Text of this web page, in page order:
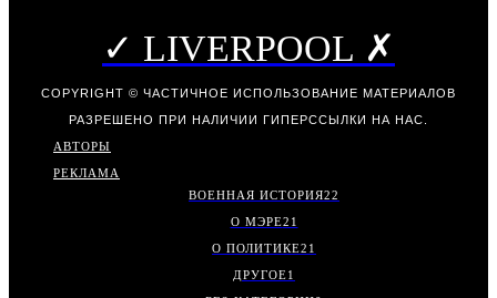
✓ LIVERPOOL ✗
COPYRIGHT © ЧАСТИЧНОЕ ИСПОЛЬЗОВАНИЕ МАТЕРИАЛОВ
РАЗРЕШЕНО ПРИ НАЛИЧИИ ГИПЕРССЫЛКИ НА НАС.
АВТОРЫ
РЕКЛАМА
ВОЕННАЯ ИСТОРИЯ22
О МЭРЕ21
О ПОЛИТИКЕ21
ДРУГОЕ1